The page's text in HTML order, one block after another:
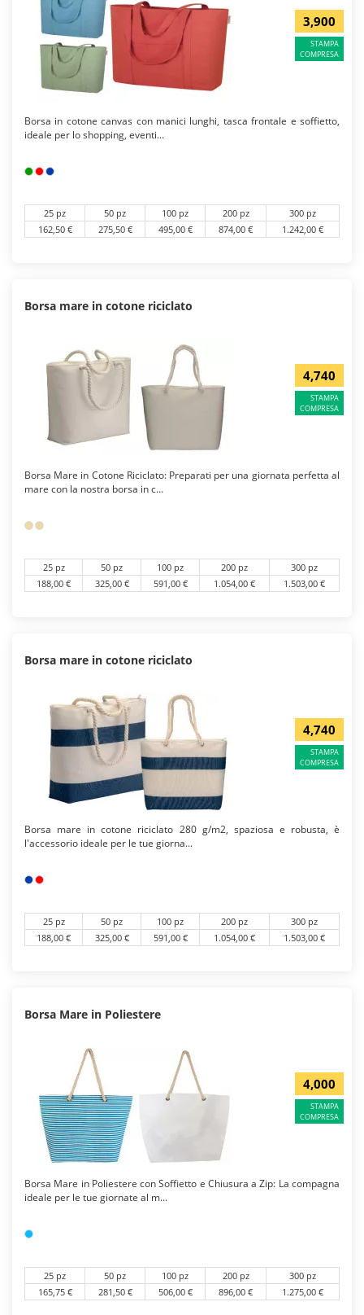
3,900
STAMPA
COMPRESA
Borsa in cotone canvas con manici lunghi, tasca frontale e soffietto,
ideale per lo shopping, eventi...
25 pz 50 pz 100 pz 200 pz
300 pz
162,50 €
275,50 € 495,00 € 874,00 € 1.242,00 €
Borsa mare in cotone riciclato
4,740
STAMPA
COMPRESA
Borsa Mare in Cotone Riciclato: Preparati per una giornata perfetta al
mare con la nostra borsa in c...
25 pz 50 pz 100 pz 200 pz
300 pz
188,00 €
325,00 € 591,00 € 1.054,00 € 1.503,00 €
Borsa mare in cotone riciclato
4,740
STAMPA
COMPRESA
Borsa mare in cotone riciclato 280 g/m2, spaziosa e robusta, è
l'accessorio ideale per le tue giorna...
25 pz 50 pz 100 pz 200 pz
300 pz
188,00 €
325,00 € 591,00 € 1.054,00 € 1.503,00 €
Borsa Mare in Poliestere
4,000
STAMPA
COMPRESA
Borsa Mare in Poliestere con Soffietto e Chiusura a Zip: La compagna
ideale per le tue giornate al m...
25 pz 50 pz 100 pz 200 pz
300 pz
165,75 €
281,50 € 506,00 € 896,00 € 1.275,00 €